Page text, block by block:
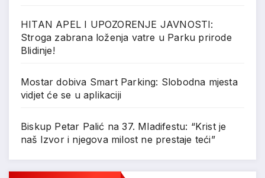
HITAN APEL I UPOZORENJE JAVNOSTI:
Stroga zabrana loženja vatre u Parku prirode
Blidinje!
Mostar dobiva Smart Parking: Slobodna mjesta
vidjet će se u aplikaciji
Biskup Petar Palić na 37. Mladifestu: “Krist je
naš Izvor i njegova milost ne prestaje teći”